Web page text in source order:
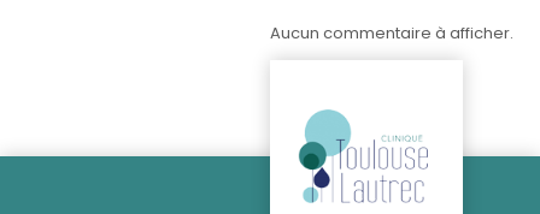
Aucun commentaire à afficher.